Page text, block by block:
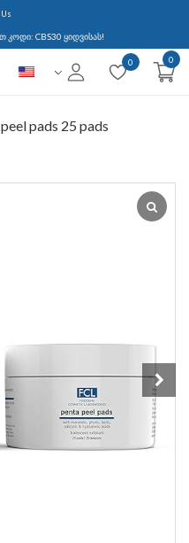
CBS30 ყიდვისას!
0 0
pads 25 pads